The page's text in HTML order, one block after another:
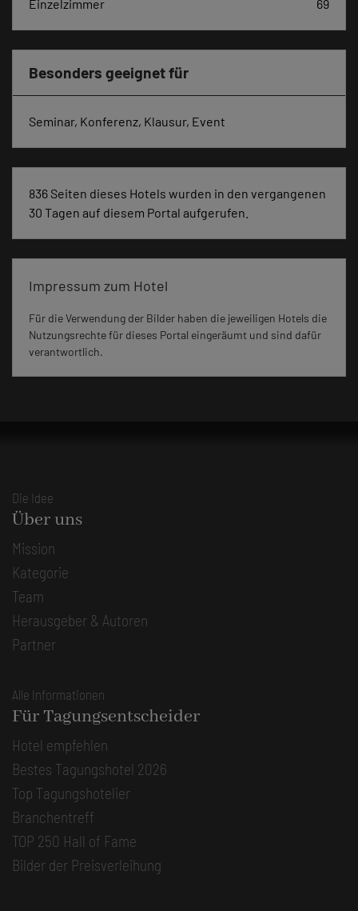
Einzelzimmer
69
Besonders geeignet für
Seminar, Konferenz, Klausur, Event
836 Seiten dieses Hotels wurden in den vergangenen
30 Tagen auf diesem Portal aufgerufen.
Impressum zum Hotel
Für die Verwendung der Bilder haben die jeweiligen Hotels die
Nutzungsrechte für dieses Portal eingeräumt und sind dafür
verantwortlich.
Die Idee
Über uns
Mission
Kategorie
Team
Herausgeber & Autoren
Partner
Alle Informationen
Für Tagungsentscheider
Hotel empfehlen
Bestes Tagungshotel 2026
Top Tagungshotelier
Branchentreff
TOP 250 Hall of Fame
Bilder der Preisverleihung